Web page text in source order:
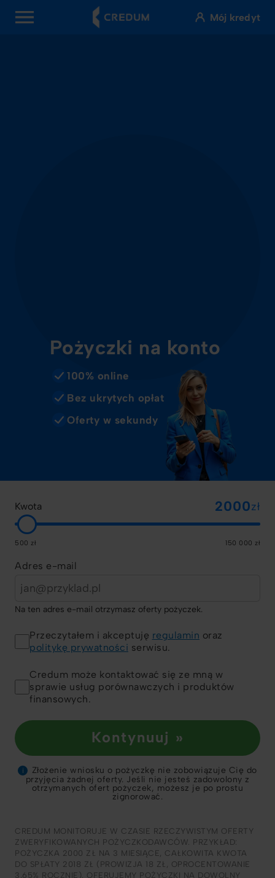
Mój kredyt
Pożyczki na konto
100% online
Bez ukrytych opłat
Oferty w sekundy
Kwota zł
500 zł 150 000 zł
Adres e-mail
Na ten adres e-mail otrzymasz oferty pożyczek.
Przeczytałem i akceptuję regulamin oraz
politykę prywatności serwisu.
Credum może kontaktować się ze mną w
sprawie usług porównawczych i produktów
finansowych.
Kontynuuj »
i
Złożenie wniosku o pożyczkę nie zobowiązuje Cię do
przyjęcia żadnej oferty. Jeśli nie jesteś zadowolony z
otrzymanych ofert pożyczek, możesz je po prostu
zignorować.
CREDUM MONITORUJE W CZASIE RZECZYWISTYM OFERTY
ZWERYFIKOWANYCH POŻYCZKODAWCÓW. PRZYKŁAD:
POŻYCZKA 2000 ZŁ NA 3 MIESIĄCE, CAŁKOWITA KWOTA
DO SPŁATY 2018 ZŁ (PROWIZJA 18 ZŁ, OPROCENTOWANIE
3,65% ROCZNIE). OFERUJEMY POŻYCZKI NA DOWOLNY